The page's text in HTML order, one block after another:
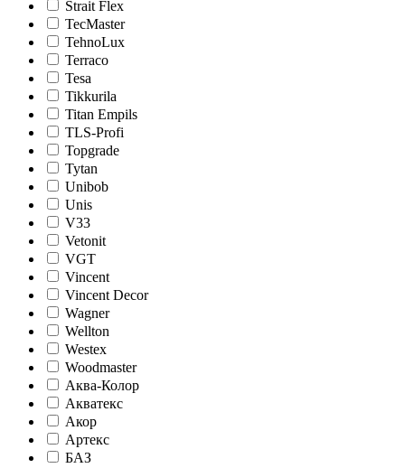
Strait Flex
TecMaster
TehnoLux
Terraco
Tesa
Tikkurila
Titan Empils
TLS-Profi
Topgrade
Tytan
Unibob
Unis
V33
Vetonit
VGT
Vincent
Vincent Decor
Wagner
Wellton
Westex
Woodmaster
Аква-Колор
Акватекс
Акор
Артекс
БАЗ